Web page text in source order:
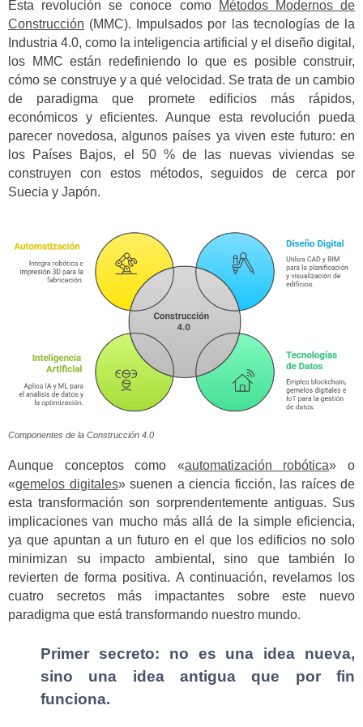
Esta revolución se conoce como
Métodos Modernos de
Construcción (MMC). Impulsados por las tecnologías de la
Industria 4.0, como la inteligencia artificial y el diseño digital,
los MMC están redefiniendo lo que es posible construir,
cómo se construye y a qué velocidad. Se trata de un cambio
de paradigma que promete edificios más rápidos,
económicos y eficientes. Aunque esta revolución pueda
parecer novedosa, algunos países ya viven este futuro: en
los Países Bajos, el 50 % de las nuevas viviendas se
construyen con estos métodos, seguidos de cerca por
Suecia y Japón.
Componentes de la Construcción 4.0
Aunque conceptos como «automatización robótica» o
«gemelos digitales» suenen a ciencia ficción, las raíces de
esta transformación son sorprendentemente antiguas. Sus
implicaciones van mucho más allá de la simple eficiencia,
ya que apuntan a un futuro en el que los edificios no solo
minimizan su impacto ambiental, sino que también lo
revierten de forma positiva. A continuación, revelamos los
cuatro secretos más impactantes sobre este nuevo
paradigma que está transformando nuestro mundo.
Primer secreto: no es una idea nueva,
sino una idea antigua que por fin
funciona.